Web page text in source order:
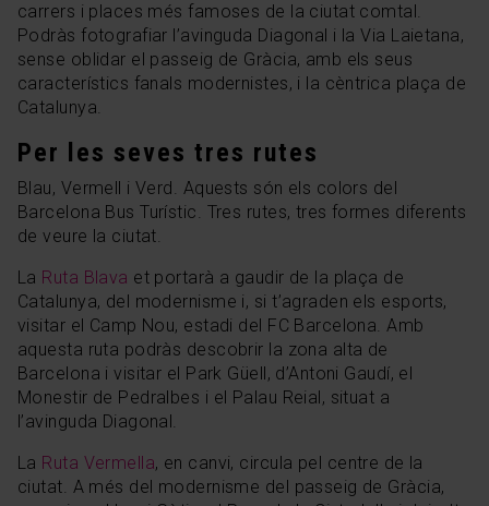
carrers i places més famoses de la ciutat comtal.
Podràs fotografiar l’avinguda Diagonal i la Via Laietana,
sense oblidar el passeig de Gràcia, amb els seus
característics fanals modernistes, i la cèntrica plaça de
Catalunya.
Per les seves tres rutes
Blau, Vermell i Verd. Aquests són els colors del
Barcelona Bus Turístic. Tres rutes, tres formes diferents
de veure la ciutat.
La Ruta Blava et portarà a gaudir de la plaça de
Catalunya, del modernisme i, si t’agraden els esports,
visitar el Camp Nou, estadi del FC Barcelona. Amb
aquesta ruta podràs descobrir la zona alta de
Barcelona i visitar el Park Güell, d’Antoni Gaudí, el
Monestir de Pedralbes i el Palau Reial, situat a
l’avinguda Diagonal.
La Ruta Vermella, en canvi, circula pel centre de la
ciutat. A més del modernisme del passeig de Gràcia,